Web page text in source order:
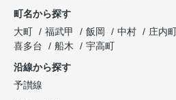
町名から探す
大町
福武甲 飯岡 中村 庄内
喜多台
船木
宇高町
沿線から探す
予讃線